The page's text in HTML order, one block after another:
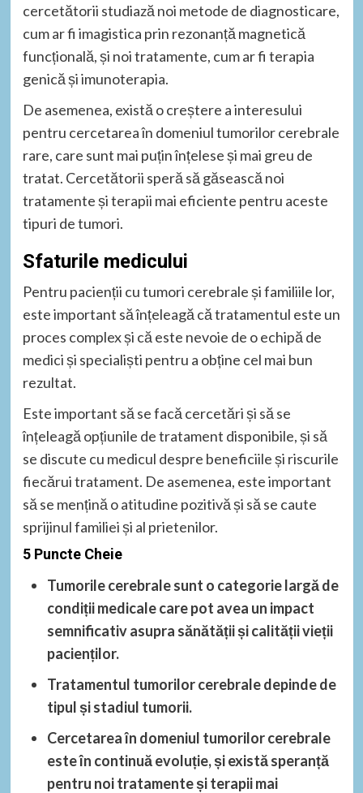
cercetătorii studiază noi metode de diagnosticare,
cum ar fi imagistica prin rezonanță magnetică
funcțională, și noi tratamente, cum ar fi terapia
genică și imunoterapia.
De asemenea, există o creștere a interesului
pentru cercetarea în domeniul tumorilor cerebrale
rare, care sunt mai puțin înțelese și mai greu de
tratat. Cercetătorii speră să găsească noi
tratamente și terapii mai eficiente pentru aceste
tipuri de tumori.
Sfaturile medicului
Pentru pacienții cu tumori cerebrale și familiile lor,
este important să înțeleagă că tratamentul este un
proces complex și că este nevoie de o echipă de
medici și specialiști pentru a obține cel mai bun
rezultat.
Este important să se facă cercetări și să se
înțeleagă opțiunile de tratament disponibile, și să
se discute cu medicul despre beneficiile și riscurile
fiecărui tratament. De asemenea, este important
să se mențină o atitudine pozitivă și să se caute
sprijinul familiei și al prietenilor.
5 Puncte Cheie
Tumorile cerebrale sunt o categorie largă de
condiții medicale care pot avea un impact
semnificativ asupra sănătății și calității vieții
pacienților.
Tratamentul tumorilor cerebrale depinde de
tipul și stadiul tumorii.
Cercetarea în domeniul tumorilor cerebrale
este în continuă evoluție, și există speranță
pentru noi tratamente și terapii mai